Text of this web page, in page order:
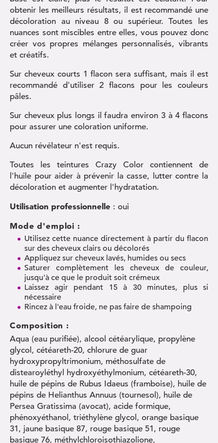
obtenir les meilleurs résultats, il est recommandé une
décoloration au niveau 8 ou supérieur. Toutes les
nuances sont miscibles entre elles, vous pouvez donc
créer vos propres mélanges personnalisés, vibrants
et créatifs.
Sur cheveux courts 1 flacon sera suffisant, mais il est
recommandé d'utiliser 2 flacons pour les couleurs
pâles.
Sur cheveux plus longs il faudra environ 3 à 4 flacons
pour assurer une coloration uniforme.
Aucun révélateur n'est requis.
Toutes les teintures Crazy Color contiennent de
l'huile pour aider à prévenir la casse, lutter contre la
décoloration et augmenter l'hydratation.
Utilisation professionnelle : oui
Mode d'emploi :
Utilisez cette nuance directement à partir du flacon
sur des cheveux clairs ou décolorés
Appliquez sur cheveux lavés, humides ou secs
Saturer complètement les cheveux de couleur,
jusqu'à ce que le produit soit crémeux
Laissez agir pendant 15 à 30 minutes, plus si
nécessaire
Rincez à l'eau froide, ne pas faire de shampoing
Composition :
Aqua (eau purifiée), alcool cétéarylique, propylène
glycol, cétéareth-20, chlorure de guar
hydroxypropyltrimonium, méthosulfate de
distearoyléthyl hydroxyéthylmonium, cétéareth-30,
huile de pépins de Rubus Idaeus (framboise), huile de
pépins de Helianthus Annuus (tournesol), huile de
Persea Gratissima (avocat), acide formique,
phénoxyéthanol, triéthylène glycol, orange basique
31, jaune basique 87, rouge basique 51, rouge
basique 76, méthylchloroisothiazolione,